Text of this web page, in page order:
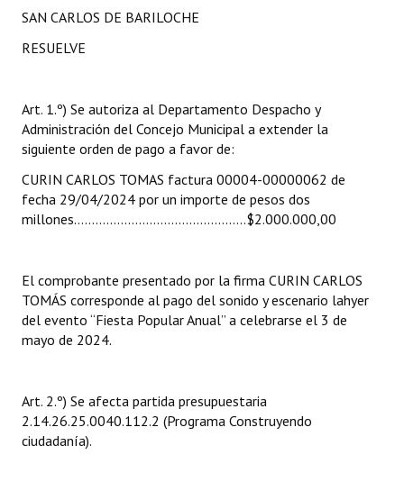
Declaraciones
Resoluciones
INSTITUCIONAL
Antiguos Pobladores
Noticias Destacadas
Datos Históricos
Premio al Mérito - Registro
Mujeres que Dejaron Huellas - Registro
Periodistas Decanos - Registro
SAN CARLOS DE BARILOCHE
RESUELVE
Art. 1.º) Se autoriza al Departamento Despacho y
Administración del Concejo Municipal a extender la
siguiente orden de pago a favor de:
CURIN CARLOS TOMAS factura 00004-00000062 de
fecha 29/04/2024 por un importe de pesos dos
millones………………………………………...$2.000.000,00
El comprobante presentado por la firma CURIN CARLOS
TOMÁS corresponde al pago del sonido y escenario lahyer
del evento “Fiesta Popular Anual” a celebrarse el 3 de
mayo de 2024.
Art. 2.º) Se afecta partida presupuestaria
2.14.26.25.0040.112.2 (Programa Construyendo
ciudadanía).